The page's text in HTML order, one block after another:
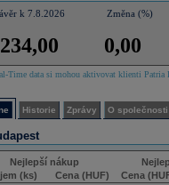
k 7.8.2026 Změna (%)
234,00 0,00
Time data si mohou aktivovat klienti
Historie Zprávy O společnosti
Nejlepší nákup
(ks)
Cena (HUF)
Cena